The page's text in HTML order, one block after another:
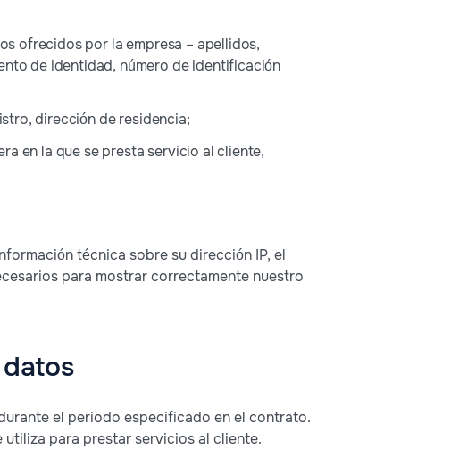
ofrecidos por la empresa – apellidos,
de identidad, número de identificación
dirección de residencia;
en la que se presta servicio al cliente,
técnica sobre su dirección IP, el
para mostrar correctamente nuestro
el periodo especificado en el contrato.
para prestar servicios al cliente.